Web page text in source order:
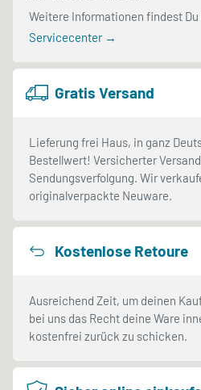
Weitere Informationen findest
Servicecenter →
Gratis Versand
Lieferung frei Haus, in ganz
Bestellwert! Versicherter
Sendungsverfolgung. Wir
originalverpackte Neuware.
Kostenlose Retoure
Ausreichend Zeit, um deinen
bei uns das Recht deine Ware
kostenfrei zurück zu schicken.